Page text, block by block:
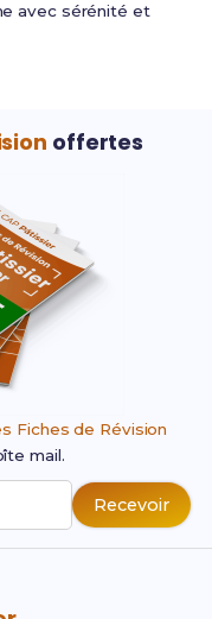
avec sérénité et
offertes
Fiches de Révision
mail.
Recevoir